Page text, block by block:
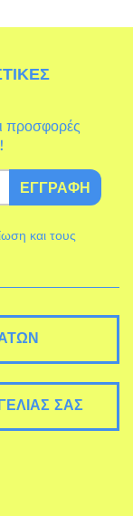
προσφορές
ΕΓΓΡΑΦΉ
και τους
ΣΑΣ